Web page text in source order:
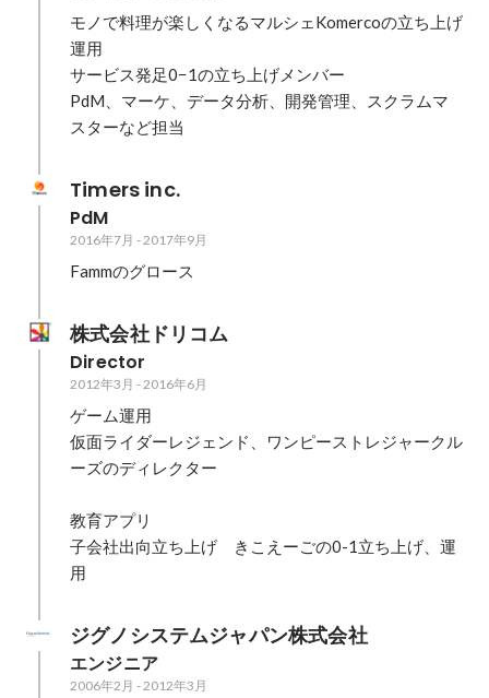
モノで料理が楽しくなるマルシェKomercoの立ち上げ
運用
サービス発足0−1の立ち上げメンバー
PdM、マーケ、データ分析、開発管理、スクラムマ
スターなど担当
Timers inc.
PdM
2016年7月 -2017年9月
Fammのグロース
株式会社ドリコム
Director
2012年3月 -2016年6月
ゲーム運用
仮面ライダーレジェンド、ワンピーストレジャークル
ーズのディレクター
教育アプリ
子会社出向立ち上げ　きこえーごの0-1立ち上げ、運
用
ジグノシステムジャパン株式会社
エンジニア
2006年2月 -2012年3月